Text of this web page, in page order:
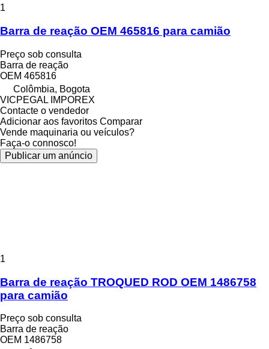
1
Barra de reação OEM 465816 para camião
Preço sob consulta
Barra de reação
OEM 465816
Colômbia, Bogota
VICPEGAL IMPOREX
Contacte o vendedor
Adicionar aos favoritos Comparar
Vende maquinaria ou veículos?
Faça-o connosco!
Publicar um anúncio
1
Barra de reação TROQUED ROD OEM 1486758
para camião
Preço sob consulta
Barra de reação
OEM 1486758